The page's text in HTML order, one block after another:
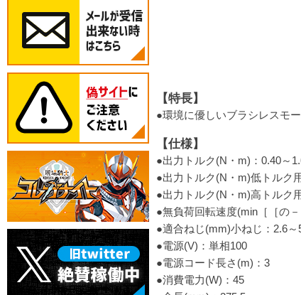
【特長】
●環境に優しいブラシレスモー
【仕様】
●出力トルク(N・m)：0.40～
●出力トルク(N・m)低トルク
●出力トルク(N・m)高トルク
●無負荷回転速度(min［［の
●適合ねじ(mm)小ねじ：2.6～
●電源(V)：単相100
●電源コード長さ(m)：3
●消費電力(W)：45